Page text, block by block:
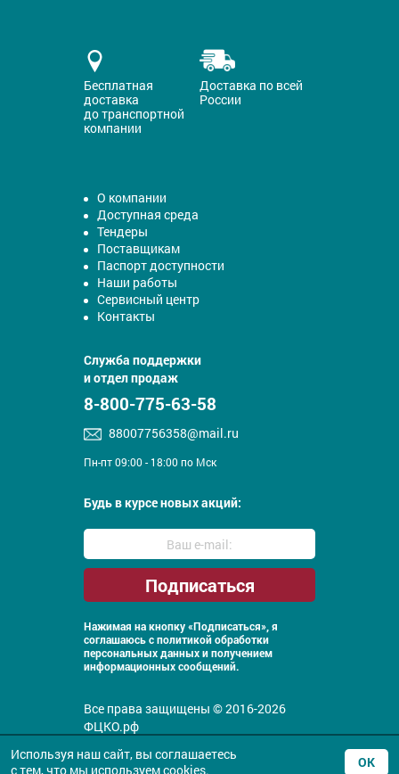
Бесплатная
доставка
до транспортной
компании
Доставка по всей
России
О компании
Доступная среда
Тендеры
Поставщикам
Паспорт доступности
Наши работы
Сервисный центр
Контакты
Служба поддержки
и отдел продаж
8-800-775-63-58
88007756358@mail.ru
Пн-пт 09:00 - 18:00 по Мск
Будь в курсе новых акций:
Нажимая на кнопку «Подписаться», я
соглашаюсь с политикой обработки
персональных данных и получением
информационных сообщений.
Все права защищены © 2016-2026
ФЦКО.рф
Используя наш сайт, вы соглашаетесь
с тем, что мы используемcookies. ОК